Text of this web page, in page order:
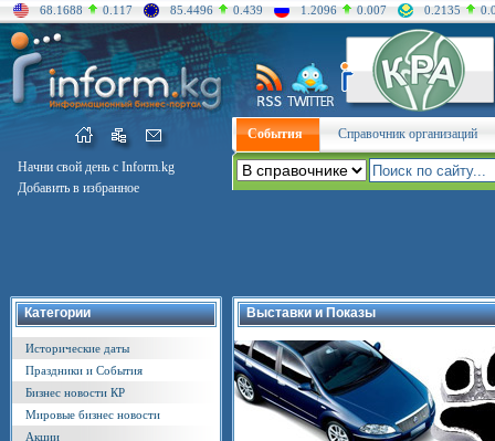
68.1688 0.117 85.4496 0.439 1.2096 0.007 0.2135
Начни свой день с Inform.kg
Добавить в избранное
События Справочник организаций
Категории
Исторические даты
Праздники и События
Бизнес новости КР
Мировые бизнес новости
Акции
Выставки и Показы